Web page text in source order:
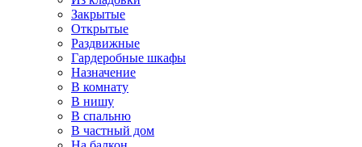
Закрытые
Открытые
Раздвижные
Гардеробные шкафы
Назначение
В комнату
В нишу
В спальню
В частный дом